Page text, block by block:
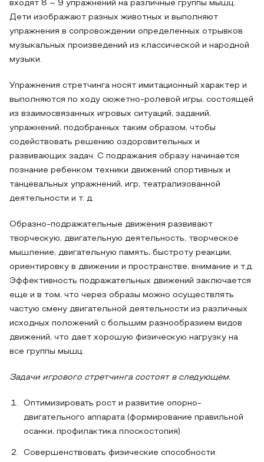
входят 8 – 9 упражнений на различные группы мышц.
Дети изображают разных животных и выполняют
упражнения в сопровождении определенных отрывков
музыкальных произведений из классической и народной
музыки.
Упражнения стретчинга носят имитационный характер и
выполняются по ходу сюжетно-ролевой игры, состоящей
из взаимосвязанных игровых ситуаций, заданий,
упражнений, подобранных таким образом, чтобы
содействовать решению оздоровительных и
развивающих задач. С подражания образу начинается
познание ребенком техники движений спортивных и
танцевальных упражнений, игр, театрализованной
деятельности и т. д.
Образно-подражательные движения развивают
творческую, двигательную деятельность, творческое
мышление, двигательную память, быстроту реакции,
ориентировку в движении и пространстве, внимание и т.д.
Эффективность подражательных движений заключается
еще и в том, что через образы можно осуществлять
частую смену двигательной деятельности из различных
исходных положений с большим разнообразием видов
движений, что дает хорошую физическую нагрузку на
все группы мышц.
Задачи игрового стретчинга состоят в следующем.
Оптимизировать рост и развитие опорно-
двигательного аппарата (формирование правильной
осанки, профилактика плоскостопия).
Совершенствовать физические способности: